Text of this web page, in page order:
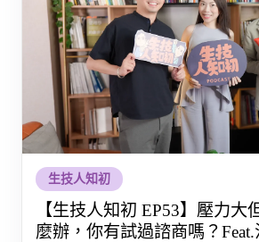
生技人知初
【生技人知初 EP53】壓力大
麼辦，你有試過諮商嗎？